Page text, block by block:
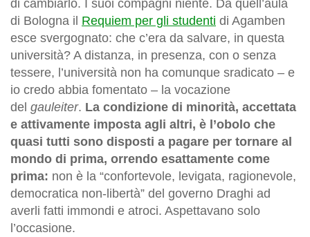
di cambiarlo. I suoi compagni niente. Da quell’aula
di Bologna il Requiem per gli studenti di Agamben
esce svergognato: che c’era da salvare, in questa
università? A distanza, in presenza, con o senza
tessere, l’università non ha comunque sradicato – e
io credo abbia fomentato – la vocazione
del gauleiter. La condizione di minorità, accettata
e attivamente imposta agli altri, è l’obolo che
quasi tutti sono disposti a pagare per tornare al
mondo di prima, orrendo esattamente come
prima: non è la “confortevole, levigata, ragionevole,
democratica non-libertà” del governo Draghi ad
averli fatti immondi e atroci. Aspettavano solo
l’occasione.